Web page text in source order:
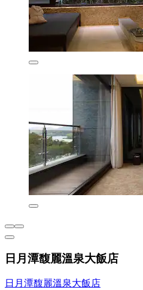
日月潭馥麗溫泉大飯店
日月潭馥麗溫泉大飯店